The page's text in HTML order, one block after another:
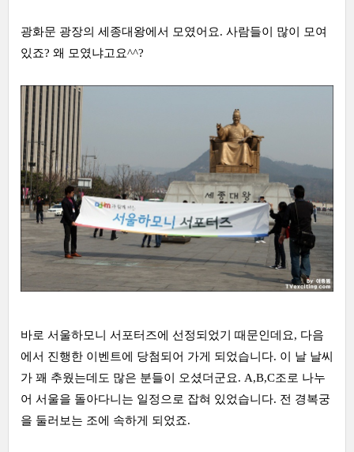
광화문 광장의 세종대왕에서 모였어요. 사람들이 많이 모여
있죠? 왜 모였냐고요^^?
바로 서울하모니 서포터즈에 선정되었기 때문인데요, 다음
에서 진행한 이벤트에 당첨되어 가게 되었습니다. 이 날 날씨
가 꽤 추웠는데도 많은 분들이 오셨더군요. A,B,C조로 나누
어 서울을 돌아다니는 일정으로 잡혀 있었습니다. 전 경복궁
을 둘러보는 조에 속하게 되었죠.